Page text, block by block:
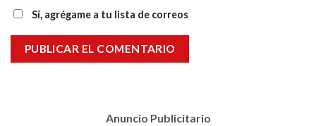
Sí, agrégame a tu lista de correos
Anuncio Publicitario